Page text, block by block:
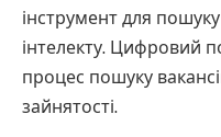
інструмент для
інтелекту. Цифровий
процес пошуку
зайнятості.